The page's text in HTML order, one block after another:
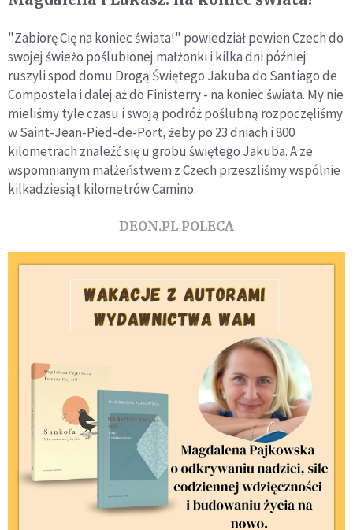
"Zabiorę Cię na koniec świata!" powiedział pewien Czech do
swojej świeżo poślubionej małżonki i kilka dni później
ruszyli spod domu Drogą Świętego Jakuba do Santiago de
Compostela i dalej aż do Finisterry - na koniec świata. My nie
mieliśmy tyle czasu i swoją podróż poślubną rozpoczęliśmy
w Saint-Jean-Pied-de-Port, żeby po 23 dniach i 800
kilometrach znaleźć się u grobu świętego Jakuba. A ze
wspomnianym małżeństwem z Czech przeszliśmy wspólnie
kilkadziesiąt kilometrów Camino.
DEON.PL POLECA